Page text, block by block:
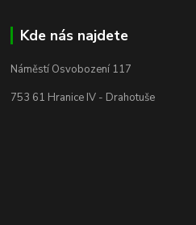
Kde nás najdete
Náměstí Osvobození 117
753 61 Hranice IV - Drahotuše